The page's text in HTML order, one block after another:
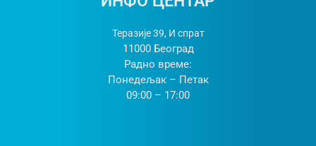
Теразије 39, И спрат
11000 Београд
Радно време:
Понедељак – Петак
09:00 – 17:00